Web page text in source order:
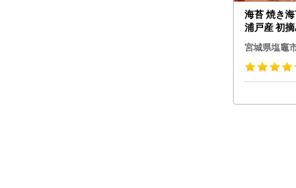
海苔 焼き
浦戸産 初
商店 イチオ
宮城県塩竈